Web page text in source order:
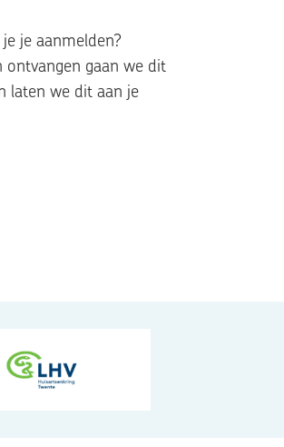
je aanmelden?
ontvangen gaan we dit
laten we dit aan je